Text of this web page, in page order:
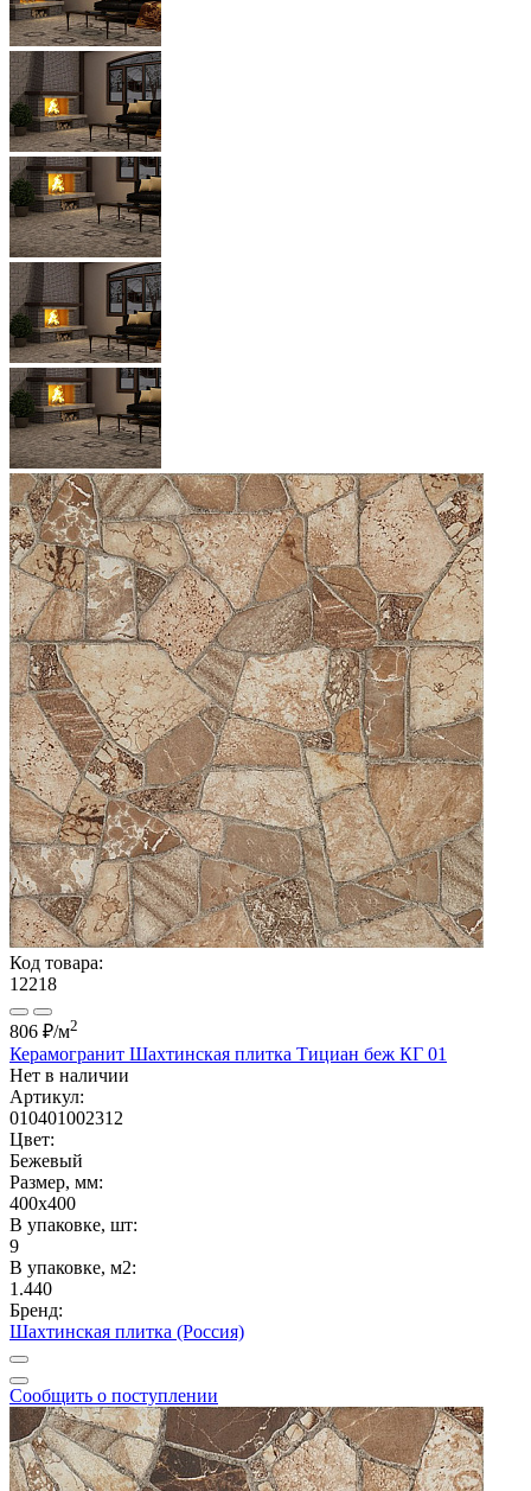
Код товара:
12218
806 ₽/м2
Керамогранит Шахтинская плитка Тициан беж КГ 01
Нет в наличии
Артикул:
010401002312
Цвет:
Бежевый
Размер, мм:
400x400
В упаковке, шт:
9
В упаковке, м2:
1.440
Бренд:
Шахтинская плитка (Россия)
Сообщить о поступлении